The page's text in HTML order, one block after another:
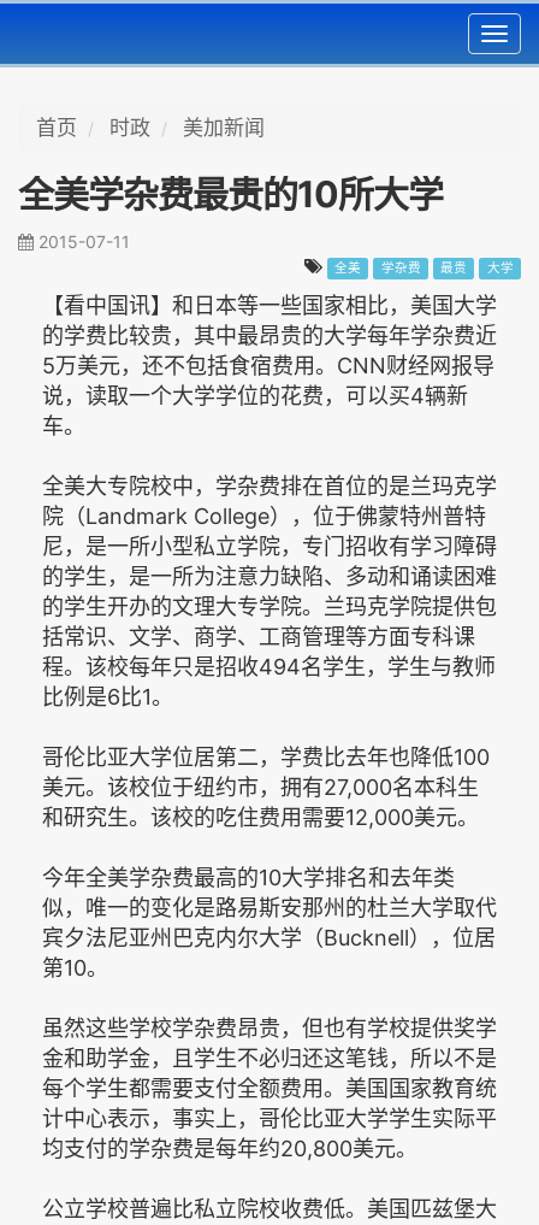
首页 时政 美加新闻
全美学杂费最贵的10所大学
2015-07-11
全美 学杂费 最贵 大学
【看中国讯】和日本等一些国家相比，美国大学
的学费比较贵，其中最昂贵的大学每年学杂费近
5万美元，还不包括食宿费用。CNN财经网报导
说，读取一个大学学位的花费，可以买4辆新
车。
全美大专院校中，学杂费排在首位的是兰玛克学
院（Landmark College），位于佛蒙特州普特
尼，是一所小型私立学院，专门招收有学习障碍
的学生，是一所为注意力缺陷、多动和诵读困难
的学生开办的文理大专学院。兰玛克学院提供包
括常识、文学、商学、工商管理等方面专科课
程。该校每年只是招收494名学生，学生与教师
比例是6比1。
哥伦比亚大学位居第二，学费比去年也降低100
美元。该校位于纽约市，拥有27,000名本科生
和研究生。该校的吃住费用需要12,000美元。
今年全美学杂费最高的10大学排名和去年类
似，唯一的变化是路易斯安那州的杜兰大学取代
宾夕法尼亚州巴克内尔大学（Bucknell），位居
第10。
虽然这些学校学杂费昂贵，但也有学校提供奖学
金和助学金，且学生不必归还这笔钱，所以不是
每个学生都需要支付全额费用。美国国家教育统
计中心表示，事实上，哥伦比亚大学学生实际平
均支付的学杂费是每年约20,800美元。
公立学校普遍比私立院校收费低。美国匹兹堡大